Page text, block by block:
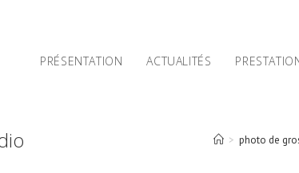
PRÉSENTATION ACTUALITÉS
> photo de